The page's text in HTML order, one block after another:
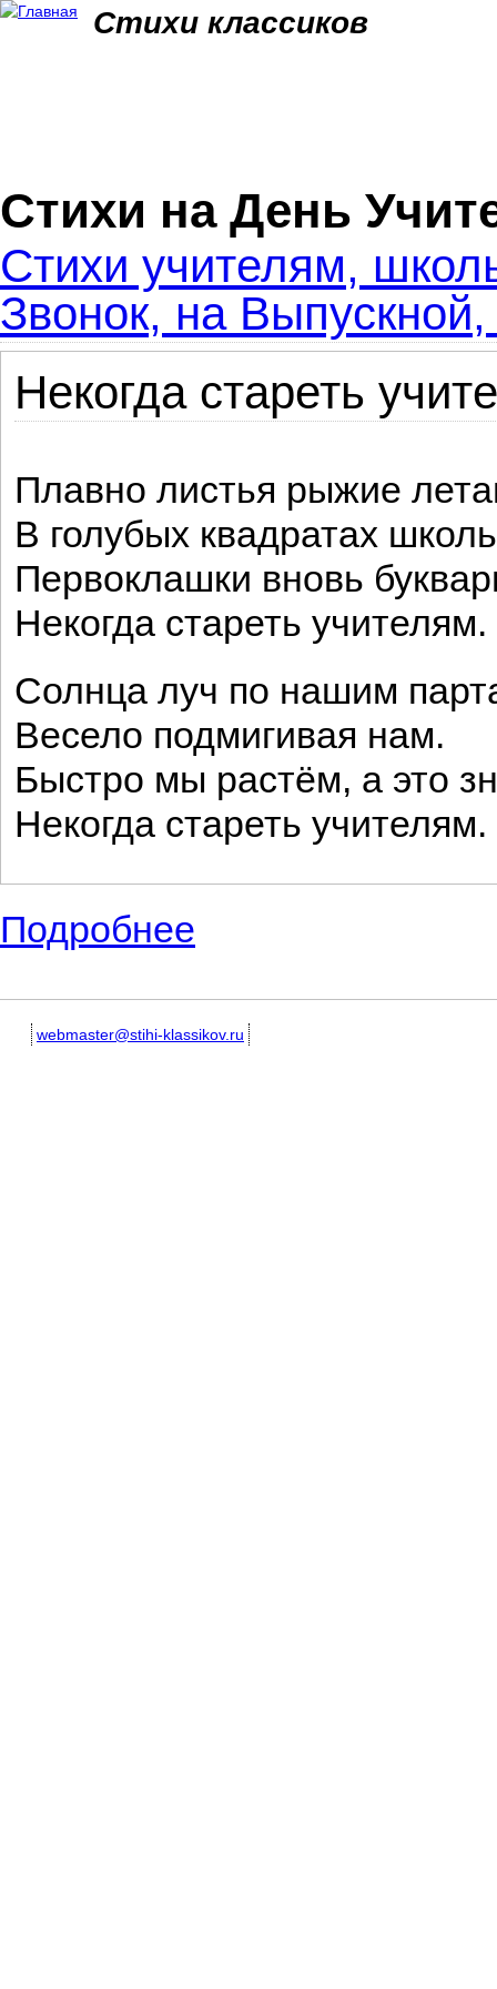
Стихи классиков
Стихи на День
Стихи учителям,
Звонок, на
Некогда стареть
Плавно листья рыжие
В голубых квадратах
Первоклашки вновь
Некогда стареть учителям.
Солнца луч по нашим
Весело подмигивая нам.
Быстро мы растём, а это
Некогда стареть учителям.
Подробнее
webmaster@stihi-klassikov.ru